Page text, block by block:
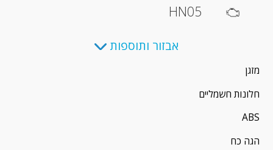
HN05
אבזור ותוספות
מזגן
חלונות חשמליים
ABS
הגה כח